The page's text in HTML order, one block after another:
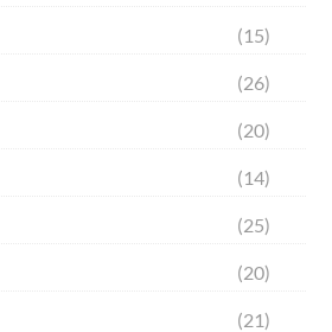
(15)
(26)
(20)
(14)
(25)
(20)
(21)